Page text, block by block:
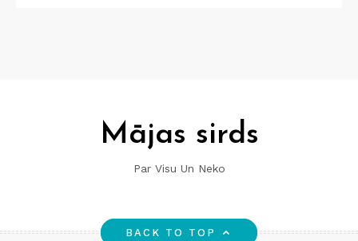
Mājas sirds
Par Visu Un Neko
BACK TO TOP